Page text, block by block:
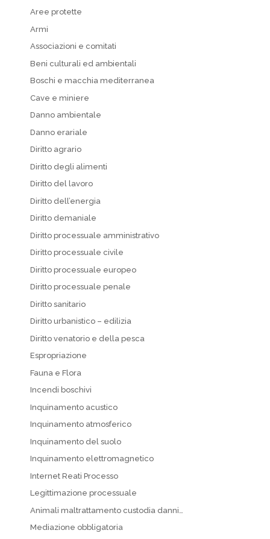
Aree protette
Armi
Associazioni e comitati
Beni culturali ed ambientali
Boschi e macchia mediterranea
Cave e miniere
Danno ambientale
Danno erariale
Diritto agrario
Diritto degli alimenti
Diritto del lavoro
Diritto dell’energia
Diritto demaniale
Diritto processuale amministrativo
Diritto processuale civile
Diritto processuale europeo
Diritto processuale penale
Diritto sanitario
Diritto urbanistico – edilizia
Diritto venatorio e della pesca
Espropriazione
Fauna e Flora
Incendi boschivi
Inquinamento acustico
Inquinamento atmosferico
Inquinamento del suolo
Inquinamento elettromagnetico
Internet Reati Processo
Legittimazione processuale
Animali maltrattamento custodia danni…
Mediazione obbligatoria